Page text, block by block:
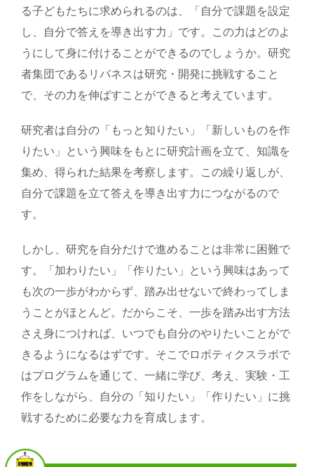
る子どもたちに求められるのは、「自分で課題を設定
し、自分で答えを導き出す力」です。この力はどのよ
うにして身に付けることができるのでしょうか。研究
者集団であるリバネスは研究・開発に挑戦すること
で、その力を伸ばすことができると考えています。
研究者は自分の「もっと知りたい」「新しいものを作
りたい」という興味をもとに研究計画を立て、知識を
集め、得られた結果を考察します。この繰り返しが、
自分で課題を立て答えを導き出す力につながるので
す。
しかし、研究を自分だけで進めることは非常に困難で
す。「加わりたい」「作りたい」という興味はあって
も次の一歩がわからず、踏み出せないで終わってしま
うことがほとんど。だからこそ、一歩を踏み出す方法
さえ身につければ、いつでも自分のやりたいことがで
きるようになるはずです。そこでロボティクスラボで
はプログラムを通じて、一緒に学び、考え、実験・工
作をしながら、自分の「知りたい」「作りたい」に挑
戦するために必要な力を育成します。